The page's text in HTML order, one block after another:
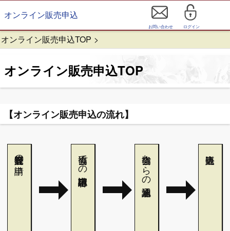
オンライン販売申込
お問い合わせ ログイン
オンライン販売申込TOP
オンライン販売申込TOP
【オンライン販売申込の流れ】
販売者登録の申請 当協会での申請内容確認 当協会からの承認通知